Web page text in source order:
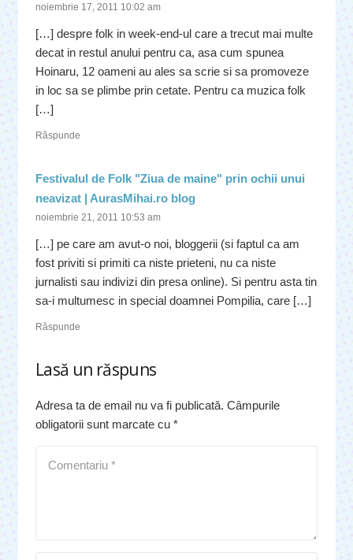
noiembrie 17, 2011 10:02 am
[…] despre folk in week-end-ul care a trecut mai multe
decat in restul anului pentru ca, asa cum spunea
Hoinaru, 12 oameni au ales sa scrie si sa promoveze
in loc sa se plimbe prin cetate. Pentru ca muzica folk
[…]
Răspunde
Festivalul de Folk "Ziua de maine" prin ochii unui
neavizat | AurasMihai.ro blog
noiembrie 21, 2011 10:53 am
[…] pe care am avut-o noi, bloggerii (si faptul ca am
fost priviti si primiti ca niste prieteni, nu ca niste
jurnalisti sau indivizi din presa online). Si pentru asta tin
sa-i multumesc in special doamnei Pompilia, care […]
Răspunde
Lasă un răspuns
Adresa ta de email nu va fi publicată. Câmpurile
obligatorii sunt marcate cu *